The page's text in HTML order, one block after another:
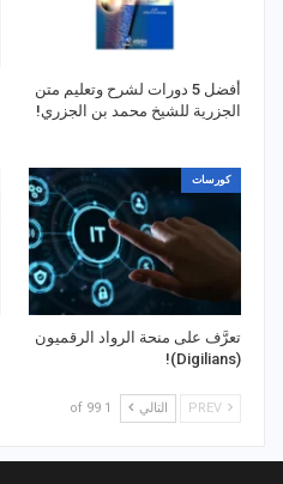
أفضل 5 دورات لشرح وتعليم متن
الجزرية للشيخ محمد بن الجزري!
كورسات
تعرَّف على منحة الرواد الرقميون
(Digilians)!
التالي 1 of 99